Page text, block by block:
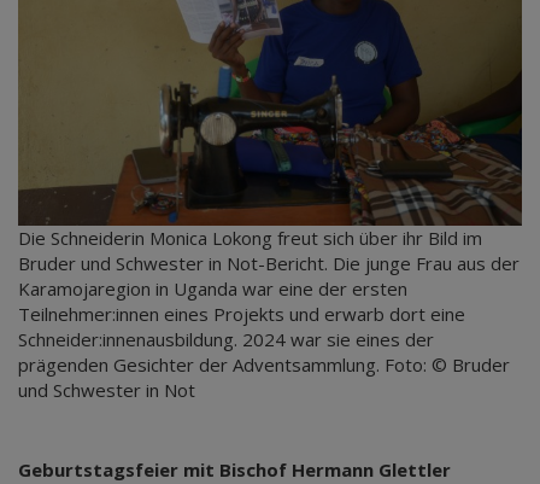
Die Schneiderin Monica Lokong freut sich über ihr Bild im
Bruder und Schwester in Not-Bericht. Die junge Frau aus der
Karamojaregion in Uganda war eine der ersten
Teilnehmer:innen eines Projekts und erwarb dort eine
Schneider:innenausbildung. 2024 war sie eines der
prägenden Gesichter der Adventsammlung. Foto: © Bruder
und Schwester in Not
Geburtstagsfeier mit Bischof Hermann Glettler